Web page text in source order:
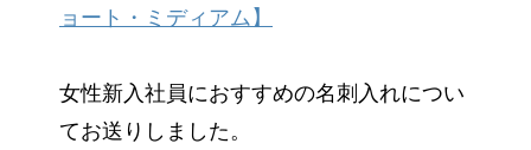
ョート・ミディアム】
女性新入社員におすすめの名刺入れについ
てお送りしました。